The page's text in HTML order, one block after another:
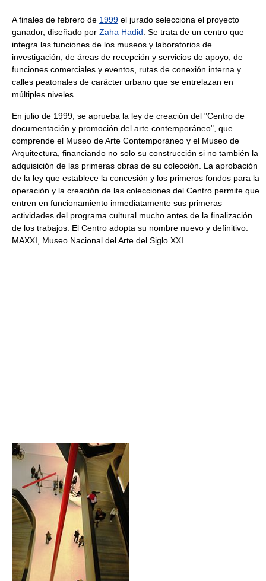
A finales de febrero de 1999 el jurado selecciona el proyecto
ganador, diseñado por Zaha Hadid . Se trata de un centro que
integra las funciones de los museos y laboratorios de
investigación, de áreas de recepción y servicios de apoyo, de
funciones comerciales y eventos, rutas de conexión interna y
calles peatonales de carácter urbano que se entrelazan en
múltiples niveles.
En julio de 1999, se aprueba la ley de creación del "Centro de
documentación y promoción del arte contemporáneo", que
comprende el Museo de Arte Contemporáneo y el Museo de
Arquitectura, financiando no solo su construcción si no también la
adquisición de las primeras obras de su colección. La aprobación
de la ley que establece la concesión y los primeros fondos para la
operación y la creación de las colecciones del Centro permite que
entren en funcionamiento inmediatamente sus primeras
actividades del programa cultural mucho antes de la finalización
de los trabajos. El Centro adopta su nombre nuevo y definitivo:
MAXXI, Museo Nacional del Arte del Siglo XXI.